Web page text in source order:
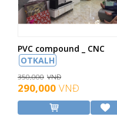
PVC compound _ CNC
OTKALH
350,000 VNĐ
290,000 VNĐ